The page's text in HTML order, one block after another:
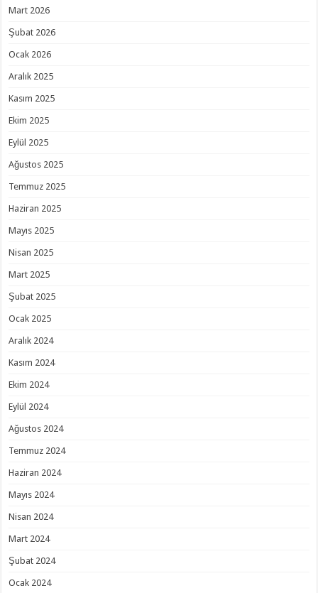
Mart 2026
Şubat 2026
Ocak 2026
Aralık 2025
Kasım 2025
Ekim 2025
Eylül 2025
Ağustos 2025
Temmuz 2025
Haziran 2025
Mayıs 2025
Nisan 2025
Mart 2025
Şubat 2025
Ocak 2025
Aralık 2024
Kasım 2024
Ekim 2024
Eylül 2024
Ağustos 2024
Temmuz 2024
Haziran 2024
Mayıs 2024
Nisan 2024
Mart 2024
Şubat 2024
Ocak 2024